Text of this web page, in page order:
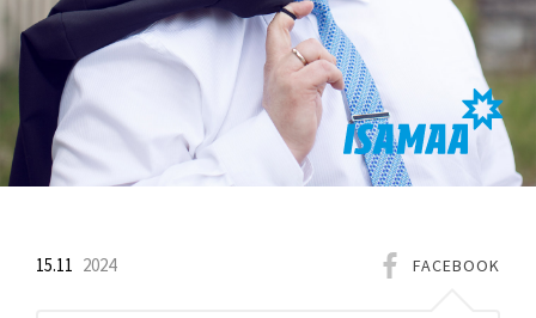
FACEBOOK
15.11 2024